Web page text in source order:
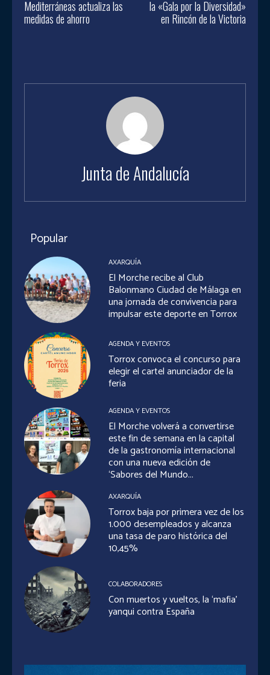
Mediterráneas actualiza las
medidas de ahorro
la «Gala por la Diversidad»
en Rincón de la Victoria
Junta de Andalucía
Popular
AXARQUÍA
El Morche recibe al Club
Balonmano Ciudad de Málaga en
una jornada de convivencia para
impulsar este deporte en Torrox
AGENDA Y EVENTOS
Torrox convoca el concurso para
elegir el cartel anunciador de la
feria
AGENDA Y EVENTOS
El Morche volverá a convertirse
este fin de semana en la capital
de la gastronomía internacional
con una nueva edición de
‘Sabores del Mundo...
AXARQUÍA
Torrox baja por primera vez de los
1.000 desempleados y alcanza
una tasa de paro histórica del
10,45%
COLABORADORES
Con muertos y vueltos, la ‘mafia’
yanqui contra España